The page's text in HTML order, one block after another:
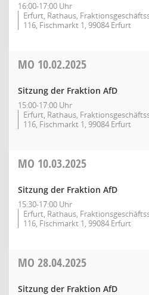
16:00-17:00 Uhr
Erfurt, Rathaus,
116, Fischmarkt 1, 99084 Erfurt
MO 10.02.2025
Sitzung der Fraktion AfD
15:00-17:00 Uhr
Erfurt, Rathaus,
116, Fischmarkt 1, 99084 Erfurt
MO 10.03.2025
Sitzung der Fraktion AfD
15:30-17:00 Uhr
Erfurt, Rathaus,
116, Fischmarkt 1, 99084 Erfurt
MO 28.04.2025
Sitzung der Fraktion AfD